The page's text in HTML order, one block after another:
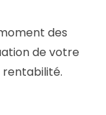
des
de votre